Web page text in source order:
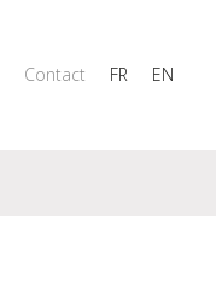
Contact FR EN